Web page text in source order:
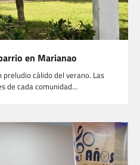
en Marianao
cálido del verano. Las
de cada comunidad…